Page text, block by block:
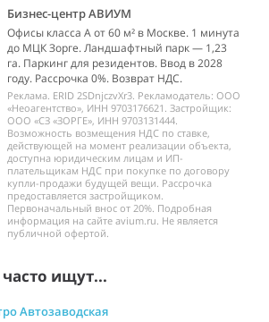
Бизнес-центр АВИУМ
Офисы класса А от 60 м² в Москве. 1 минута
до МЦК Зорге. Ландшафтный парк — 1,23
га. Паркинг для резидентов. Ввод в 2028
году. Рассрочка 0%. Возврат НДС.
Реклама. ERID 2SDnjczvXr3. Рекламодатель: ООО
«Неоагентство», ИНН 9703176621. Застройщик:
ООО «СЗ «ЗОРГЕ», ИНН 9703131444.
Возможность возмещения НДС по ставке,
действующей на момент реализации объекта,
доступна юридическим лицам и ИП-
плательщикам НДС при покупке по договору
купли-продажи будущей вещи. Рассрочка
предоставляется застройщиком.
Первоначальный внос от 20%. Подробная
информация на сайте avium.ru. Не является
публичной офертой.
ищут...
Автозаводская